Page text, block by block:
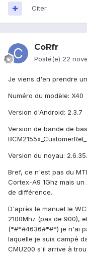
Citer
CoRfr
Posté(e) 22
Je viens d'en prendre
Numéro du modèle: X40
Version d'Android: 2.3.7
Version de bande de
Version du noyau:
Bref, ce n'est pas du
Cortex-A9 1Ghz mais un
de différence.
D'après le manuel le
2100Mhz (pas de 900),
(*#*#4636#*#*) je n'ai
laquelle je suis campé
CMU200 s'il arrive à